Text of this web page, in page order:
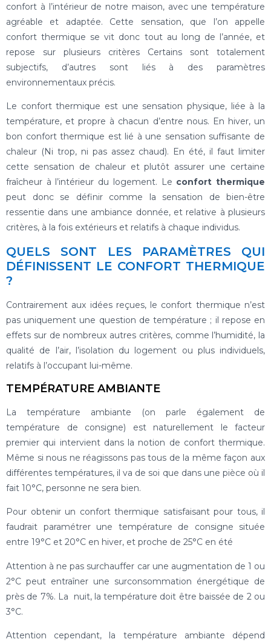
confort à l’intérieur de notre maison, avec une température
agréable et adaptée. Cette sensation, que l’on appelle
confort thermique se vit donc tout au long de l’année, et
repose sur plusieurs critères Certains sont totalement
subjectifs, d’autres sont liés à des paramètres
environnementaux précis.
Le confort thermique est une sensation physique, liée à la
température, et propre à chacun d’entre nous. En hiver, un
bon confort thermique est lié à une sensation suffisante de
chaleur (Ni trop, ni pas assez chaud). En été, il faut limiter
cette sensation de chaleur et plutôt assurer une certaine
fraîcheur à l’intérieur du logement. Le confort thermique
peut donc se définir comme la sensation de bien-être
ressentie dans une ambiance donnée, et relative à plusieurs
critères, à la fois extérieurs et relatifs à chaque individus.
QUELS SONT LES PARAMÈTRES QUI
DÉFINISSENT LE CONFORT THERMIQUE
?
Contrairement aux idées reçues, le confort thermique n’est
pas uniquement une question de température ; il repose en
effets sur de nombreux autres critères, comme l’humidité, la
qualité de l’air, l’isolation du logement ou plus individuels,
relatifs à l’occupant lui-même.
TEMPÉRATURE AMBIANTE
La température ambiante (on parle également de
température de consigne) est naturellement le facteur
premier qui intervient dans la notion de confort thermique.
Même si nous ne réagissons pas tous de la même façon aux
différentes températures, il va de soi que dans une pièce où il
fait 10°C, personne ne sera bien.
Pour obtenir un confort thermique satisfaisant pour tous, il
faudrait paramétrer une température de consigne située
entre 19°C et 20°C en hiver, et proche de 25°C en été
Attention à ne pas surchauffer car une augmentation de 1 ou
2°C peut entraîner une surconsommation énergétique de
près de 7%. La nuit, la température doit être baissée de 2 ou
3°C.
Attention cependant, la température ambiante dépend